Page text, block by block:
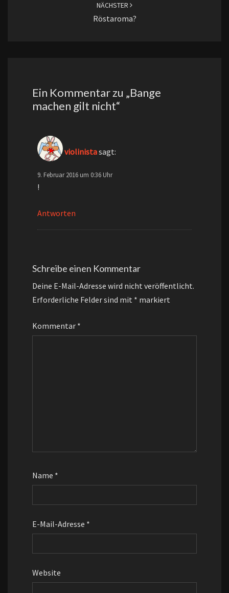
NÄCHSTER
Röstaroma?
Ein Kommentar zu „Bange
machen gilt nicht“
violinistasagt:
9. Februar 2016 um 0:36 Uhr
!
Antworten
Schreibe einen Kommentar
Deine E-Mail-Adresse wird nicht veröffentlicht.
Erforderliche Felder sind mit * markiert
Kommentar *
Name *
E-Mail-Adresse *
Website